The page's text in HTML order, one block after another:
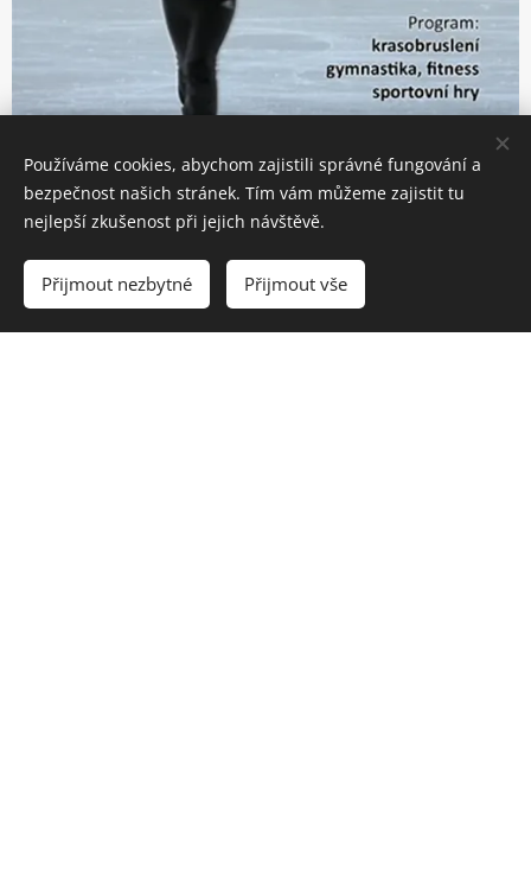
Používáme cookies, abychom zajistili správné fungování a
bezpečnost našich stránek. Tím vám můžeme zajistit tu
nejlepší zkušenost při jejich návštěvě.
Přijmout nezbytné Přijmout vše